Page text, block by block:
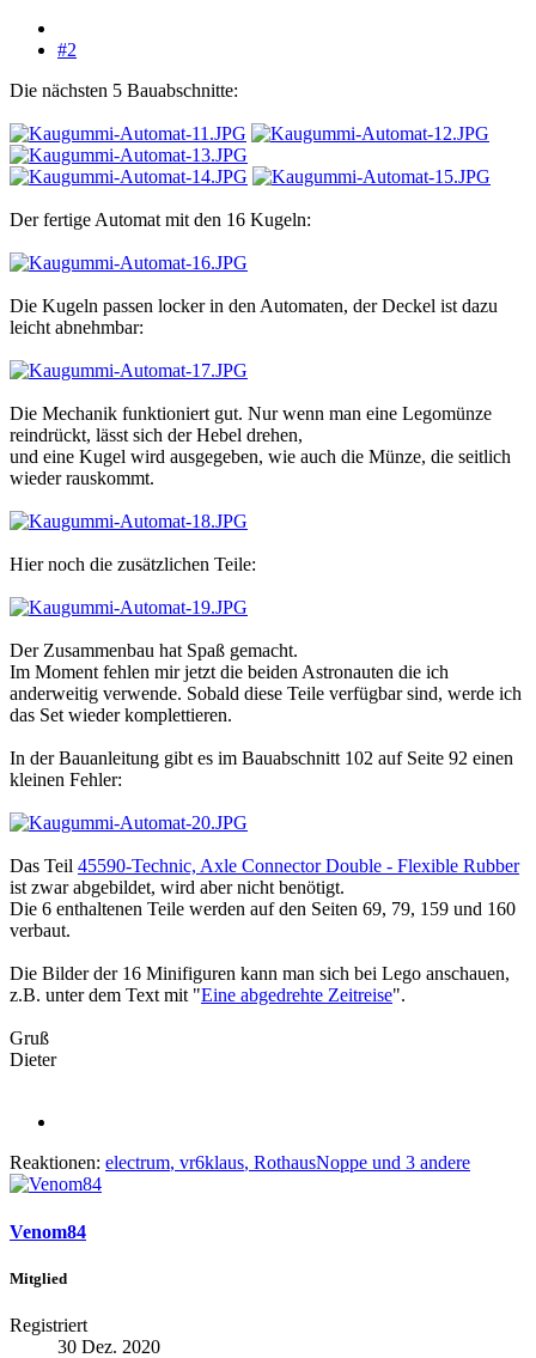
#2
Die nächsten 5 Bauabschnitte:
Der fertige Automat mit den 16 Kugeln:
Die Kugeln passen locker in den Automaten, der Deckel ist dazu
leicht abnehmbar:
Die Mechanik funktioniert gut. Nur wenn man eine Legomünze
reindrückt, lässt sich der Hebel drehen,
und eine Kugel wird ausgegeben, wie auch die Münze, die seitlich
wieder rauskommt.
Hier noch die zusätzlichen Teile:
Der Zusammenbau hat Spaß gemacht.
Im Moment fehlen mir jetzt die beiden Astronauten die ich
anderweitig verwende. Sobald diese Teile verfügbar sind, werde ich
das Set wieder komplettieren.
In der Bauanleitung gibt es im Bauabschnitt 102 auf Seite 92 einen
kleinen Fehler:
Das Teil 45590-Technic, Axle Connector Double - Flexible Rubber
ist zwar abgebildet, wird aber nicht benötigt.
Die 6 enthaltenen Teile werden auf den Seiten 69, 79, 159 und 160
verbaut.
Die Bilder der 16 Minifiguren kann man sich bei Lego anschauen,
z.B. unter dem Text mit "Eine abgedrehte Zeitreise".
Gruß
Dieter
Reaktionen: electrum, vr6klaus, RothausNoppe und 3 andere
Venom84
Mitglied
Registriert
30 Dez. 2020